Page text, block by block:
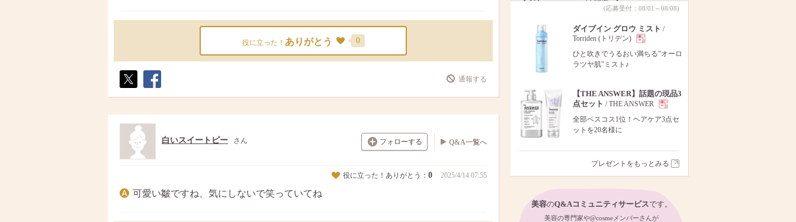
役に立った！ ありがとう 0
ト
ア
通報する
フォローする
白いスイートピー さん Q&A一覧へ
役に立った！ありがとう： 0 2025/4/14 07:55
可愛い皺ですね、気にしないで笑っていてね
(応募受付：08/01～08/08)
ダイブイン グロウ ミスト /
Torriden (トリデン)
現
ひと吹きでうるおい満ちる"オーロ
ラツヤ肌"ミスト♪
【THE ANSWER】話題の現品3
点セット / THE ANSWER
現
全部ベスコス1位！ヘアケア3点セ
ットを20名様に
プレゼントをもっとみる
美容のQ&Aコミュニティサービスです。
美容の専門家や@cosmeメンバーさんが